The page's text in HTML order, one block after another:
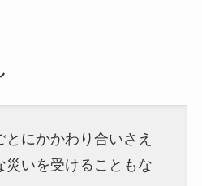
とにかかわり合いさえ
災いを受けることもな